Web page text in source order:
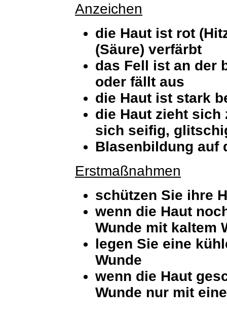
Anzeichen
die Haut ist rot
(Säure) verfärbt
das Fell ist an der
oder fällt aus
die Haut ist stark
die Haut zieht sich
sich seifig,
Blasenbildung auf
Erstmaßnahmen
schützen Sie ihre
wenn die Haut
Wunde mit kaltem
legen Sie eine
Wunde
wenn die Haut
Wunde nur mit